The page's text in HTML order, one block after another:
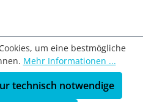
um eine bestmögliche
Mehr Informationen ...
technisch notwendige